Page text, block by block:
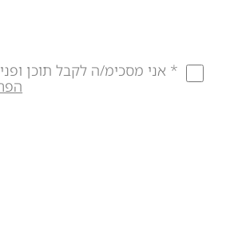
* אני מסכימ/ה לקבל תוכן